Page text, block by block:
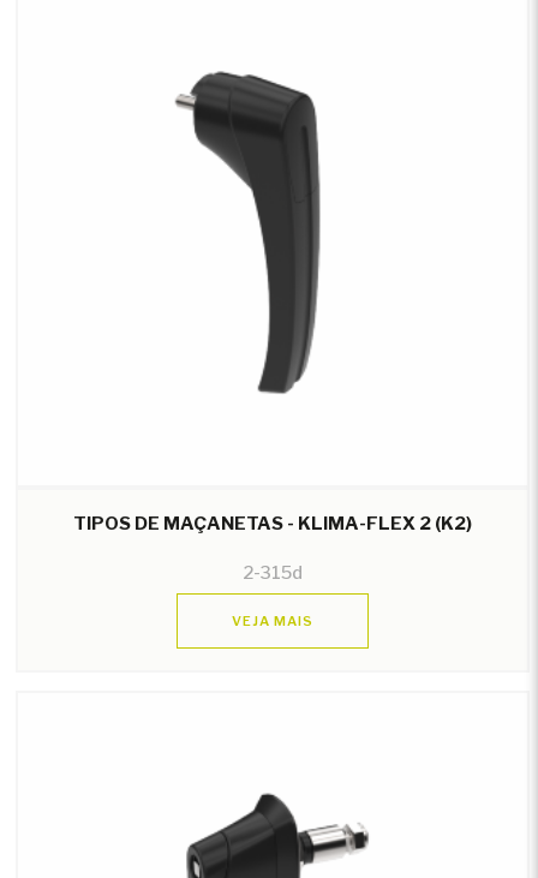
TIPOS DE MAÇANETAS - KLIMA-FLEX 2 (K2)
2-315d
VEJA MAIS